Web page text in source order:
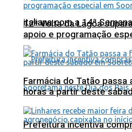
italiana com a 14ª
Prefeitura incentiva
12ª Volta da Lagoa
apoio e programação
Farmácia do Tatão passa
horas a partir deste